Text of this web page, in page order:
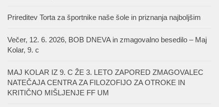
Prireditev Torta za športnike naše šole in priznanja najboljšim
Večer, 12. 6. 2026, BOB DNEVA in zmagovalno besedilo – Maj
Kolar, 9. c
MAJ KOLAR IZ 9. C ŽE 3. LETO ZAPORED ZMAGOVALEC
NATEČAJA CENTRA ZA FILOZOFIJO ZA OTROKE IN
KRITIČNO MIŠLJENJE FF UM